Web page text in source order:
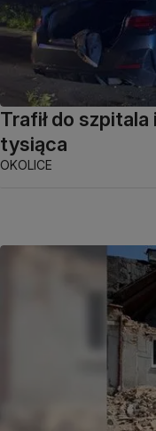
Trafił do szpitala
tysiąca
OKOLICE